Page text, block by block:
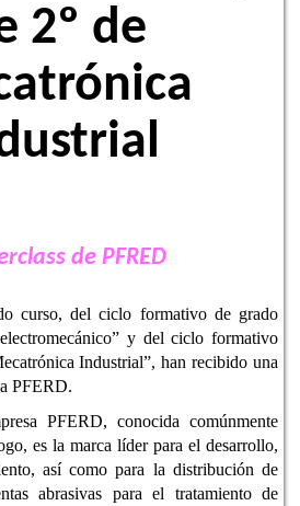
2º de
de PFRED
curso, del ciclo formativo de grado
y del ciclo formativo
Industrial”, han recibido una
PFERD.
PFERD, conocida comúnmente
es la marca líder para el desarrollo,
así como para la distribución de
abrasivas para el tratamiento de